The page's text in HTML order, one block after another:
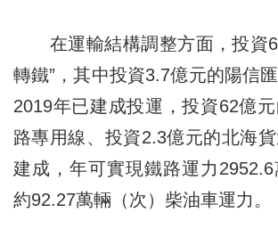
在運輸結構調整方面，投資
轉鐵”，其中投資3.7億元的陽信
2019年已建成投運，投資62億
路專用線、投資2.3億元的北海
建成，年可實現鐵路運力
約92.27萬輛（次）柴油車運力。